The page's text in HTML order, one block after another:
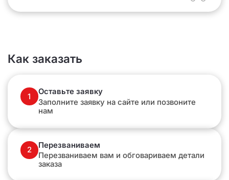
Как заказать
1
Оставьте заявку
Заполните заявку на сайте или позвоните
нам
2
Перезваниваем
Перезваниваем вам и обговариваем детали
заказа